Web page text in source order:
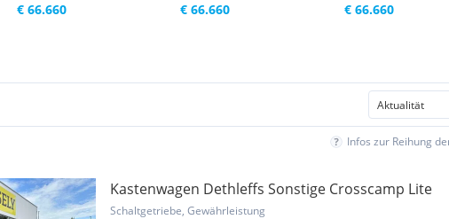
€ 66.660
Flex
€ 66.660
Flex
€ 66.660
Infos zur Reihung
Kastenwagen Dethleffs Sonstige Crosscamp Lite
Schaltgetriebe, Gewährleistung